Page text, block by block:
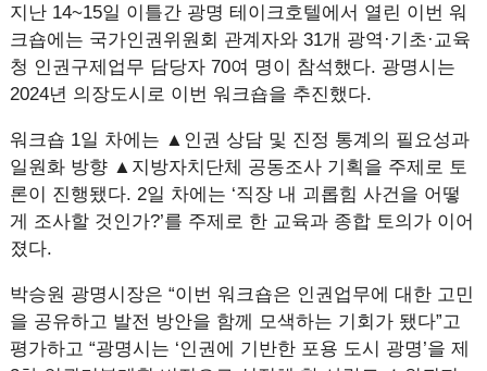
지난 14~15일 이틀간 광명 테이크호텔에서 열린 이번 워
크숍에는 국가인권위원회 관계자와 31개 광역·기초·교육
청 인권구제업무 담당자 70여 명이 참석했다. 광명시는
2024년 의장도시로 이번 워크숍을 추진했다.
워크숍 1일 차에는 ▲인권 상담 및 진정 통계의 필요성과
일원화 방향 ▲지방자치단체 공동조사 기획을 주제로 토
론이 진행됐다. 2일 차에는 ‘직장 내 괴롭힘 사건을 어떻
게 조사할 것인가?’를 주제로 한 교육과 종합 토의가 이어
졌다.
박승원 광명시장은 “이번 워크숍은 인권업무에 대한 고민
을 공유하고 발전 방안을 함께 모색하는 기회가 됐다”고
평가하고 “광명시는 ‘인권에 기반한 포용 도시 광명’을 제